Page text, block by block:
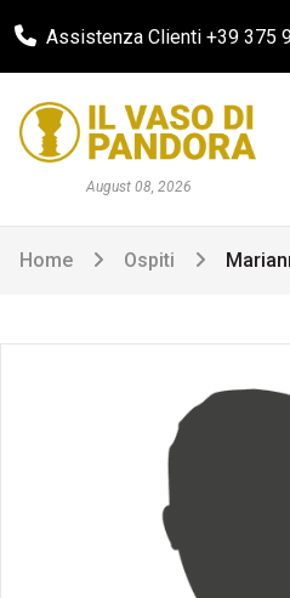
Assistenza Clienti +39 375
August 08, 2026
Home Ospiti